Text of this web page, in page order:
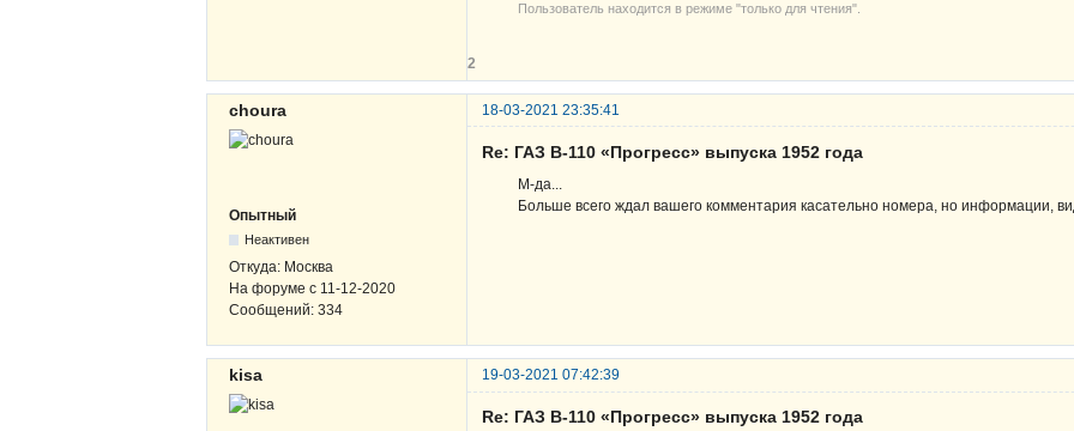
Пользователь находится в режиме "только для чтения".
2
choura 18-03-2021 23:35:41
Опытный
Неактивен
Откуда: Москва
На форуме с 11-12-2020
Сообщений: 334
Re: ГАЗ В-110 «Прогресс» выпуска 1952 года
М-да...
Больше всего ждал вашего комментария касательно номера, но информации,
kisa 19-03-2021 07:42:39
Re: ГАЗ В-110 «Прогресс» выпуска 1952 года